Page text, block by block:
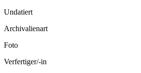
Undatiert
Archivalienart
Foto
Verfertiger/-in